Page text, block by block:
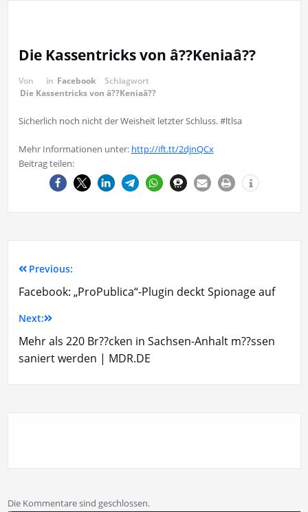
Die Kassentricks von â??Keniaâ??
Von in Facebook
Schlagwort
Die Kassentricks von â??Keniaâ??
Sicherlich noch nicht der Weisheit letzter Schluss. #ltlsa
Mehr Informationen unter: http://ift.tt/2djnQCx
Beitrag teilen:
Previous:
Facebook: „ProPublica“-Plugin deckt Spionage auf
Next:
Mehr als 220 Br??cken in Sachsen-Anhalt m??ssen
saniert werden | MDR.DE
Die Kommentare sind geschlossen.